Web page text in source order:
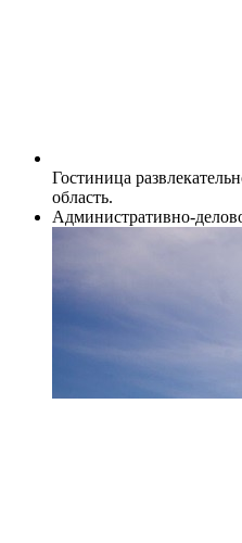
Гостиница
область.
Административно-